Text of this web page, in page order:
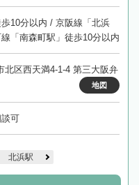
10分以内 / 京阪線「北浜
「南森町駅」徒歩10分以内
北区西天満4-1-4 第三大阪弁
地図
可
北浜駅